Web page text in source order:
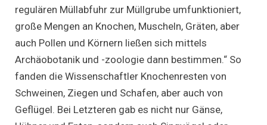
regulären Müllabfuhr zur Müllgrube umfunktioniert,
große Mengen an Knochen, Muscheln, Gräten, aber
auch Pollen und Körnern ließen sich mittels
Archäobotanik und -zoologie dann bestimmen.“ So
fanden die Wissenschaftler Knochenresten von
Schweinen, Ziegen und Schafen, aber auch von
Geflügel. Bei Letzteren gab es nicht nur Gänse,